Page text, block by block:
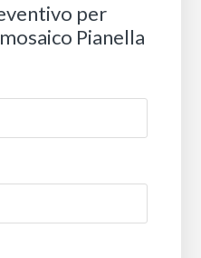
per
Pianella